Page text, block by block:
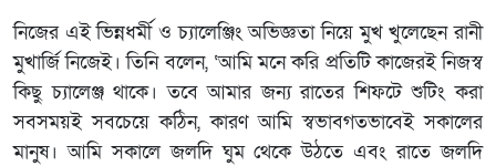
নিজের এই ভিন্নধর্মী ও চ্যালেঞ্জিং অভিজ্ঞতা নিয়ে মুখ খুলেছেন রানী
মুখার্জি নিজেই। তিনি বলেন, ‘আমি মনে করি প্রতিটি কাজেরই নিজস্ব
কিছু চ্যালেঞ্জ থাকে। তবে আমার জন্য রাতের শিফটে শুটিং করা
সবসময়ই সবচেয়ে কঠিন, কারণ আমি স্বভাবগতভাবেই সকালের
মানুষ। আমি সকালে জলদি ঘুম থেকে উঠতে এবং রাতে জলদি